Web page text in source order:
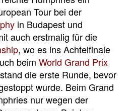
Tour bei der
in Budapest und
auch erstmalig für die
, wo es ins Achtelfinale
beim World Grand Prix
die erste Runde, bevor
wurde. Beim Grand
nur wegen der